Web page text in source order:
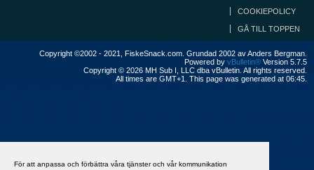
För att anpassa och förbättra våra tjänster och vår kommunikation
COOKIEPOLICY
GÅ TILL TOPPEN
Copyright ©2002 - 2021, FiskeSnack.com. Grundad 2002 av Anders Bergman.
Powered by vBulletin® Version 5.7.5
Copyright © 2026 MH Sub I, LLC dba vBulletin. All rights reserved.
All times are GMT+1. This page was generated at 06:45.